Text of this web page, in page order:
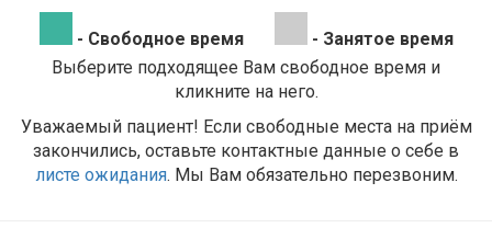
Министерства здравоохранения Российской
Федерации. Ординатура. Специальность
«Офтальмология» в 2002 г.
ФГАОУ ВО «Российский университет дружбы народов»
Профессиональная переподготовка. Специальность
«Офтальмология»
Сведения об аккредитации
Специальность «Офтальмология» до 23.06.2027 г.
- Свободное время
- Занятое время
Выберите подходящее Вам свободное время и
кликните на него.
Уважаемый пациент! Если свободные места на приём
закончились, оставьте контактные данные о себе в
листе ожидания. Мы Вам обязательно перезвоним.